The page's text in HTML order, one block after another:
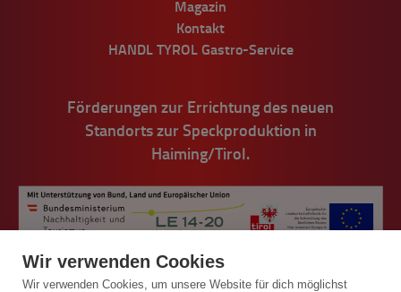
Magazin
Kontakt
HANDL TYROL Gastro-Service
Förderungen zur Errichtung des neuen
Standorts zur Speckproduktion in
Haiming/Tirol.
Wir verwenden Cookies
Wir verwenden Cookies, um unsere Website für dich möglichst